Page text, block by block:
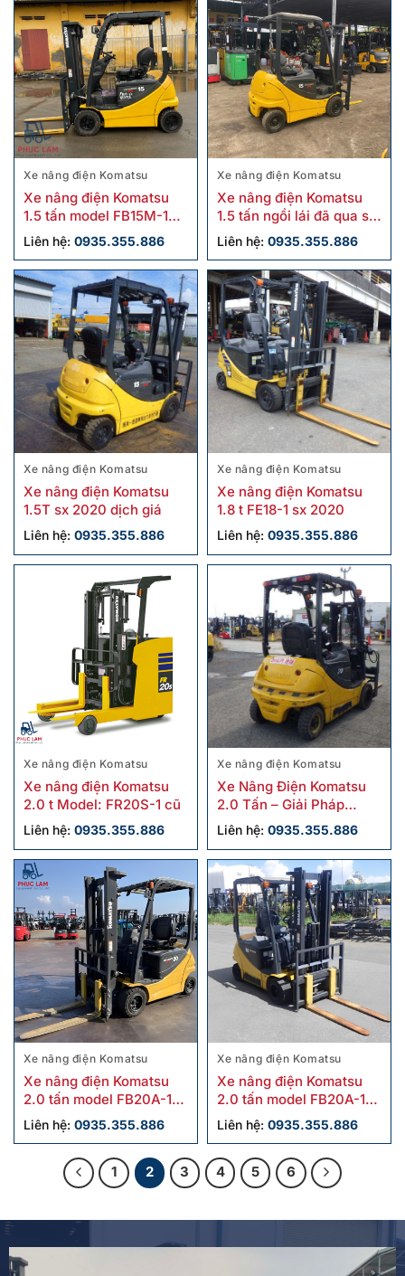
Xe nâng điện Komatsu
Xe nâng điện Komatsu
1.5 tấn model FB15M-12
cũ
Liên hệ: 0935.355.886
Xe nâng điện Komatsu
Xe nâng điện Komatsu
1.5 tấn ngồi lái đã qua sử
dụng FB15F-12
Liên hệ: 0935.355.886
Xe nâng điện Komatsu
Xe nâng điện Komatsu
1.5T sx 2020 dịch giá
Liên hệ: 0935.355.886
Xe nâng điện Komatsu
Xe nâng điện Komatsu
1.8 t FE18-1 sx 2020
Liên hệ: 0935.355.886
Xe nâng điện Komatsu
Xe nâng điện Komatsu
2.0 t Model: FR20S-1 cũ
Liên hệ: 0935.355.886
Xe nâng điện Komatsu
Xe Nâng Điện Komatsu
2.0 Tấn – Giải Pháp
Nâng Hạ Linh Hoạt, Tiết
Kiệm Cho Doanh Nghiệp
Liên hệ: 0935.355.886
Xe nâng điện Komatsu
Xe nâng điện Komatsu
2.0 tấn model FB20A-12
cũ sản xuất 2020
Liên hệ: 0935.355.886
Xe nâng điện Komatsu
Xe nâng điện Komatsu
2.0 tấn model FB20A-12
cũ sx 2016
Liên hệ: 0935.355.886
1 2 3 4 5 6